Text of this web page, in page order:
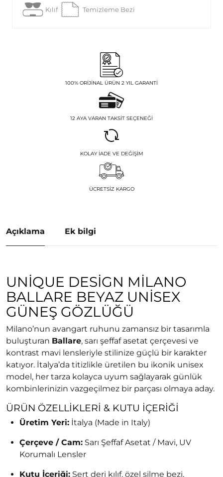
Kılıf Temizleme Bezi
100% ORIJINAL ÜRÜN 2 YIL GARANTI
12 AYA VARAN TAKSIT SEÇENEĞI
KOLAY İADE VE DEĞIŞIM
ÜCRETSIZ KARGO
Açıklama Ek bilgi
UNIQUE DESIGN MILANO
BALLARE BEYAZ UNISEX
GÜNEŞ GÖZLÜĞÜ
Milano’nun avangart ruhunu zamansız bir tasarımla
buluşturan Ballare, sarı şeffaf asetat çerçevesi ve
kontrast mavi lensleriyle stilinize güçlü bir karakter
katıyor. İtalya’da titizlikle üretilen bu ikonik unisex
model, her tarza kolayca uyum sağlayarak günlük
kombinlerinizin vazgeçilmez bir parçası olmaya aday.
ÜRÜN ÖZELLIKLERI & KUTU İÇERIĞI
Üretim Yeri: İtalya (Made in Italy)
Çerçeve / Cam: Sarı Şeffaf Asetat / Mavi, UV
Korumalı Lensler
Kutu İçeriği: Sert deri kılıf, özel silme bezi,